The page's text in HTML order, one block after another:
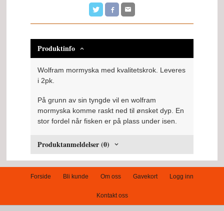
Produktinfo
Wolfram mormyska med kvalitetskrok. Leveres
i 2pk.
På grunn av sin tyngde vil en wolfram
mormyska komme raskt ned til ønsket dyp. En
stor fordel når fisken er på plass under isen.
Produktanmeldelser (0)
Forside Bli kunde Om oss Gavekort Logg inn
Kontakt oss